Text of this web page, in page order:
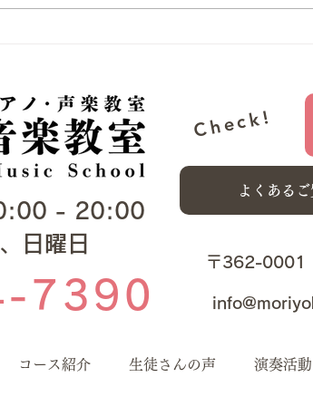
- 20:00​​
日曜日
7390
よくあるご
Check!
〒362-0001
コース紹介 生徒さんの声 演奏活動